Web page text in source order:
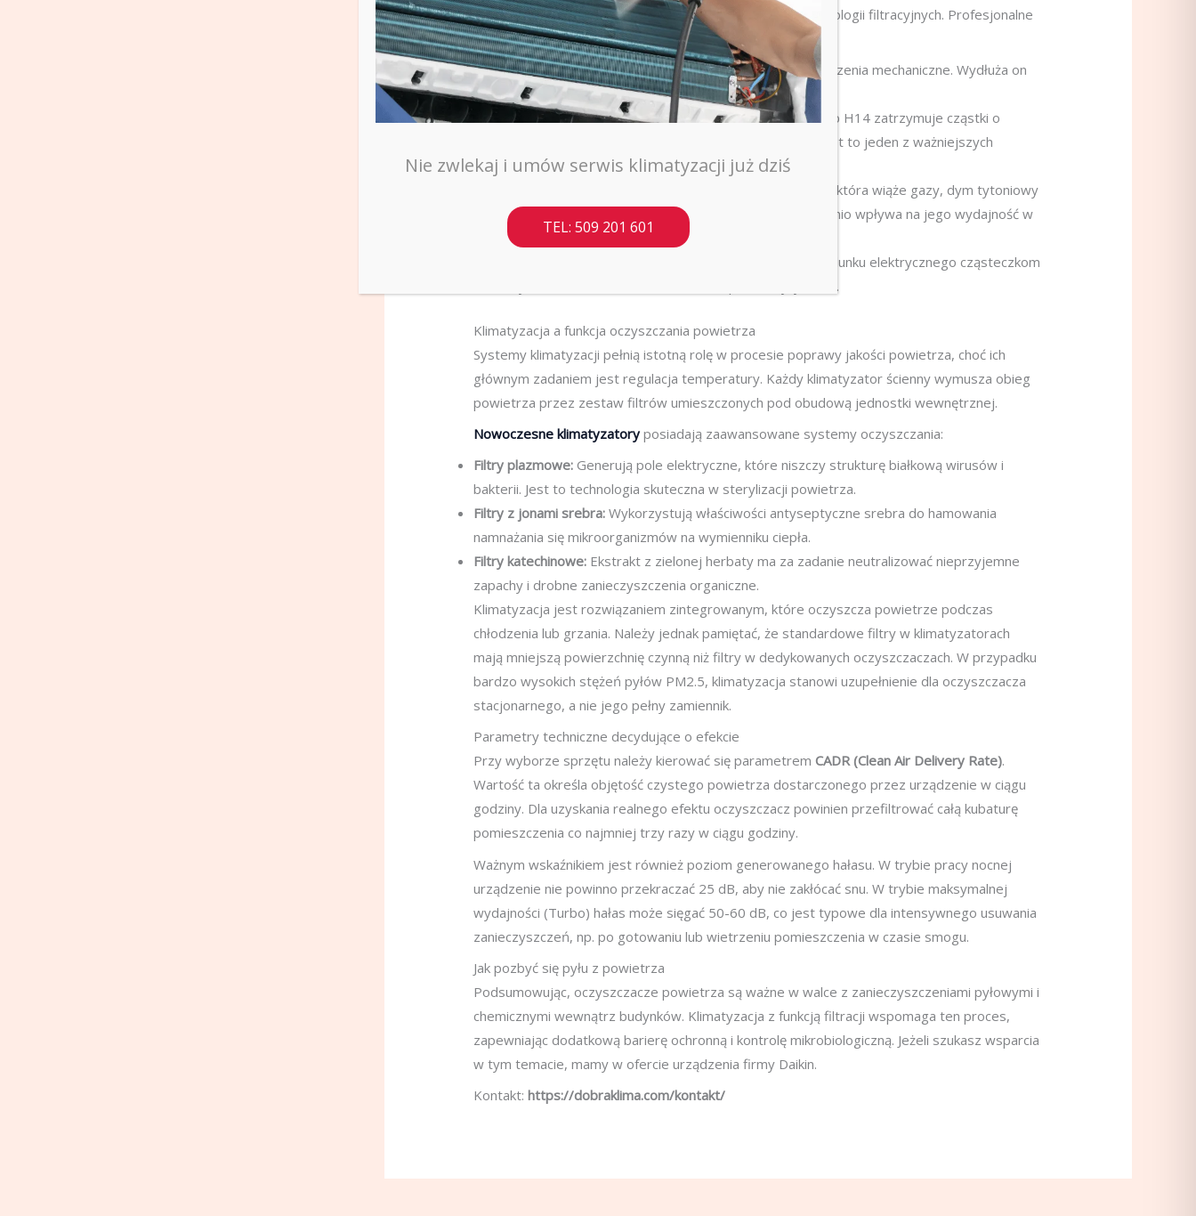
Skuteczność oczyszczacza zależy od zastosowanych technologii filtracyjnych. Profesjonalne
urządzenia wykorzystują filtrację wielostopniową:
Filtr wstępny:Zatrzymuje kurz, sierść i większe zanieczyszczenia mechaniczne. Wydłuża on
żywotność droższych filtrów wewnętrznych.
Filtr HEPA (High Efficiency Particulate Air):Standard H13 lub H14 zatrzymuje cząstki o
wielkości 0,3 mikrometra ze skutecznością niemal 100%. Jest to jeden z ważniejszych
elementów w walce ze smogiem i patogenami.
Posiada porowatą strukturę, która wiąże gazy, dym tytoniowy
i zapachy. Masa węgla aktywnego w urządzeniu bezpośrednio wpływa na jego wydajność w
usuwaniu LZO.
Wspomaga proces filtracji poprzez nadawanie ładunku elektrycznego cząsteczkom
zanieczyszczeń, co ułatwia ich osiadanie i przechwytywanie.
Klimatyzacja a funkcja oczyszczania powietrza
Systemy klimatyzacji pełnią istotną rolę w procesie poprawy jakości powietrza, choć ich
głównym zadaniem jest regulacja temperatury. Każdy klimatyzator ścienny wymusza obieg
powietrza przez zestaw filtrów umieszczonych pod obudową jednostki wewnętrznej.
Nowoczesne klimatyzatoryposiadają zaawansowane systemy oczyszczania:
Filtry plazmowe: Generują pole elektryczne, które niszczy strukturę białkową wirusów i
bakterii. Jest to technologia skuteczna w sterylizacji powietrza.
Filtry z jonami srebra: Wykorzystują właściwości antyseptyczne srebra do hamowania
namnażania się mikroorganizmów na wymienniku ciepła.
Filtry katechinowe: Ekstrakt z zielonej herbaty ma za zadanie neutralizować nieprzyjemne
zapachy i drobne zanieczyszczenia organiczne.
Klimatyzacja jest rozwiązaniem zintegrowanym, które oczyszcza powietrze podczas
chłodzenia lub grzania. Należy jednak pamiętać, że standardowe filtry w klimatyzatorach
mają mniejszą powierzchnię czynną niż filtry w dedykowanych oczyszczaczach. W przypadku
bardzo wysokich stężeń pyłów PM2.5, klimatyzacja stanowi uzupełnienie dla oczyszczacza
stacjonarnego, a nie jego pełny zamiennik.
Parametry techniczne decydujące o efekcie
Przy wyborze sprzętu należy kierować się parametremCADR (Clean Air Delivery Rate).
Wartość ta określa objętość czystego powietrza dostarczonego przez urządzenie w ciągu
godziny. Dla uzyskania realnego efektu oczyszczacz powinien przefiltrować całą kubaturę
pomieszczenia co najmniej trzy razy w ciągu godziny.
Ważnym wskaźnikiem jest również poziom generowanego hałasu. W trybie pracy nocnej
urządzenie nie powinno przekraczać 25 dB, aby nie zakłócać snu. W trybie maksymalnej
wydajności (Turbo) hałas może sięgać 50-60 dB, co jest typowe dla intensywnego usuwania
zanieczyszczeń, np. po gotowaniu lub wietrzeniu pomieszczenia w czasie smogu.
Jak pozbyć się pyłu z powietrza
Podsumowując, oczyszczacze powietrza są ważne w walce z zanieczyszczeniami pyłowymi i
chemicznymi wewnątrz budynków. Klimatyzacja z funkcją filtracji wspomaga ten proces,
zapewniając dodatkową barierę ochronną i kontrolę mikrobiologiczną. Jeżeli szukasz wsparcia
w tym temacie, mamy w ofercie urządzenia firmy Daikin.
Kontakt:https://dobraklima.com/kontakt/
Nie zwlekaj i umów serwis klimatyzacji już dziś
TEL: 509 201 601